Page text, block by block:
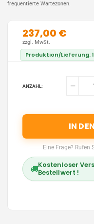
frequentierte Wartezonen.
237,00 €
Produktion/Lieferung:
zzgl. MwSt.
ANZAHL:
IN
Eine Frage? Rufen
Kostenloser
Bestellwert !